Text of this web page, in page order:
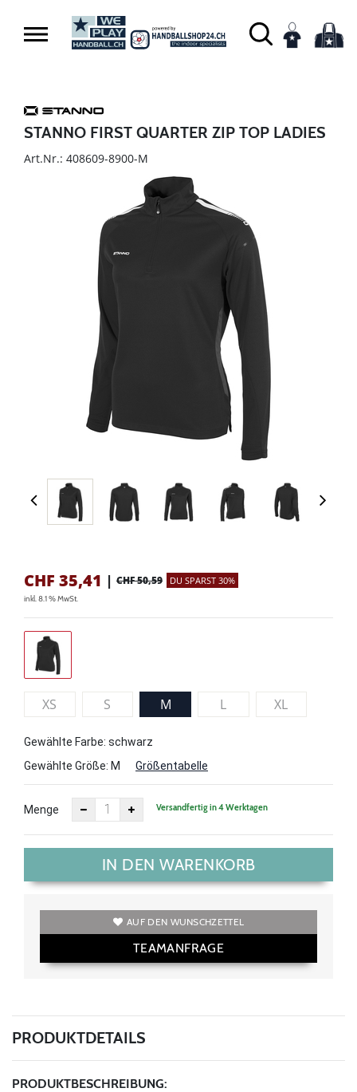
STANNO FIRST QUARTER ZIP TOP LADIES
Art.Nr.: 408609-8900-M
CHF 35,41 | CHF 50,59 DU SPARST 30%
inkl. 8.1 % MwSt.
XS S M L XL
Gewählte Farbe: schwarz
Gewählte Größe: M Größentabelle
Menge Versandfertig in 4 Werktagen
IN DEN WARENKORB
AUF DEN WUNSCHZETTEL
TEAMANFRAGE
PRODUKTDETAILS
PRODUKTBESCHREIBUNG: